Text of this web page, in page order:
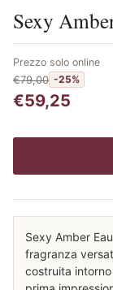
Sexy
Prezzo solo online
€79,00 -25%
€59,25
Sexy Amber
fragranza
costruita